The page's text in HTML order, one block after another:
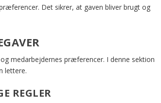
Det sikrer, at gaven bliver brugt og
medarbejdernes præferencer. I denne sektion
lettere.
REGLER